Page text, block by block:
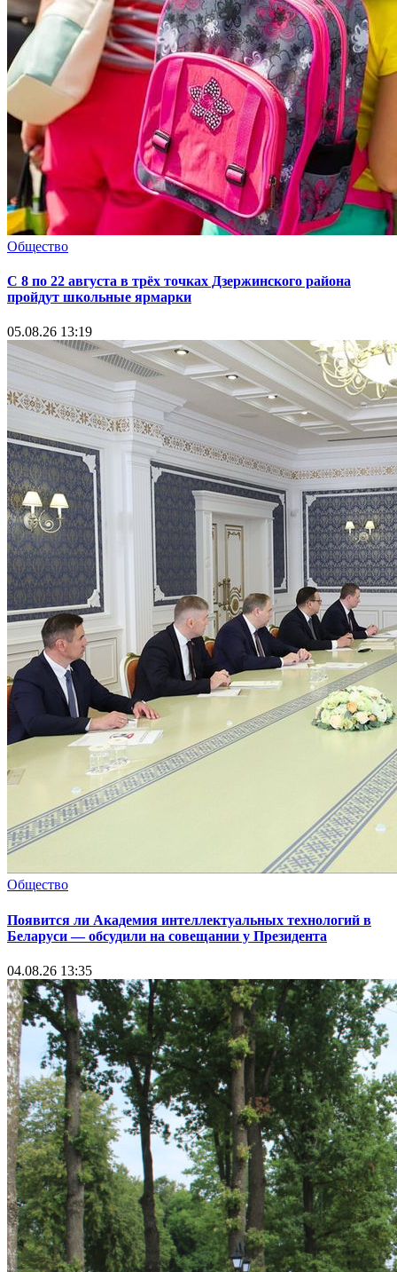
Общество
С 8 по 22 августа в трёх точках Дзержинского района
пройдут школьные ярмарки
05.08.26 13:19
Общество
Появится ли Академия интеллектуальных технологий в
Беларуси — обсудили на совещании у Президента
04.08.26 13:35